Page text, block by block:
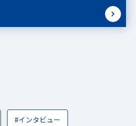
#インタビュー